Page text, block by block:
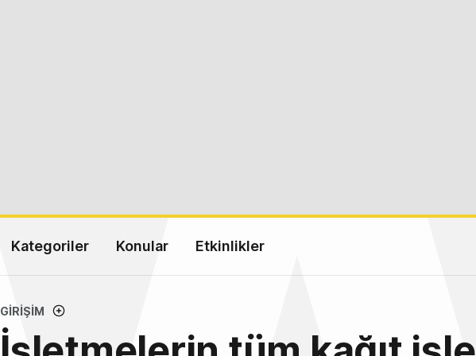
Kategoriler Konular Etkinlikler
GIRIŞIM